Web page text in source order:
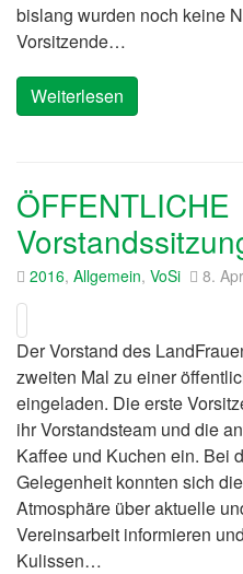
bislang wurden noch keine
Vorsitzende…
Weiterlesen
ÖFFENTLICHE
8.
2016, Allgemein, VoSi
Der Vorstand des
zweiten Mal zu einer
eingeladen. Die erste
ihr Vorstandsteam und die
Kaffee und Kuchen ein. Bei
Gelegenheit konnten sich
Atmosphäre über aktuelle
Vereinsarbeit informieren
Kulissen…